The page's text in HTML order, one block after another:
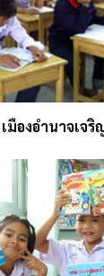
องอำนาจเจริ